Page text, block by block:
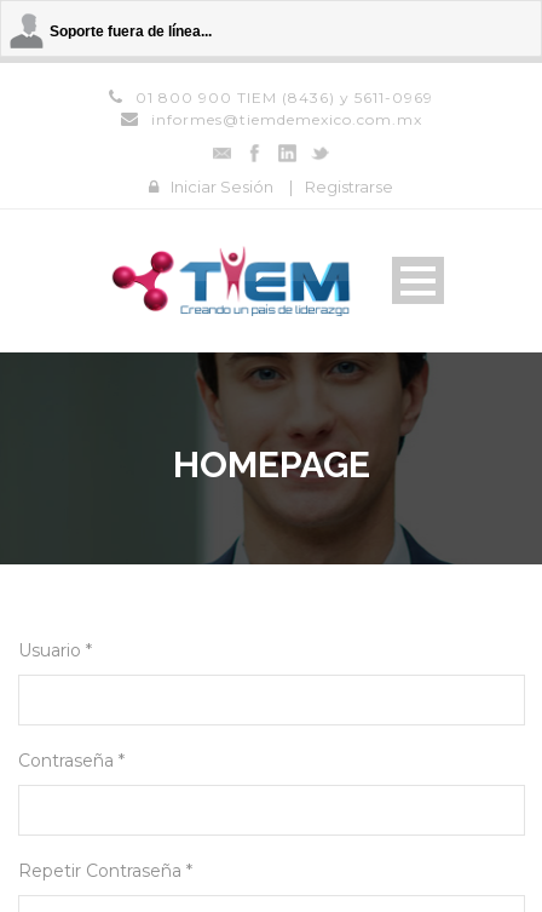
Soporte fuera de línea...
01 800 900 TIEM (8436) y 5611-0969
informes@tiemdemexico.com.mx
Iniciar Sesión | Registrarse
HOMEPAGE
Usuario *
Contraseña *
Repetir Contraseña *